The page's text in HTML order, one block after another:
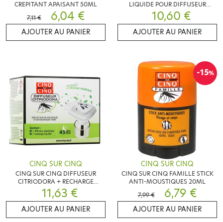
CREPITANT APAISANT 50ML
7,11 €
6,04 €
AJOUTER AU PANIER
LIQUIDE POUR DIFFUSEUR
DOUBLE USAGE 35ML
10,60 €
AJOUTER AU PANIER
CINQ SUR CINQ
CINQ SUR CINQ DIFFUSEUR
CITRIODORA + RECHARGE
LIQUIDE
11,63 €
AJOUTER AU PANIER
-15%
CINQ SUR CINQ
CINQ SUR CINQ FAMILLE STICK
ANTI-MOUSTIQUES 20ML
7,99 €
6,79 €
AJOUTER AU PANIER